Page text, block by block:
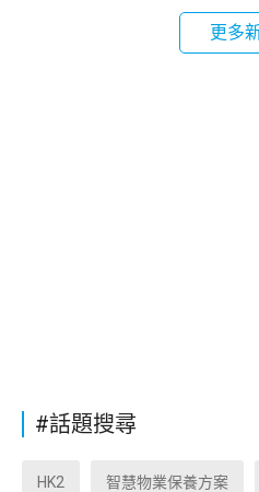
更多
#話題搜尋
HK2 智慧物業保養方案